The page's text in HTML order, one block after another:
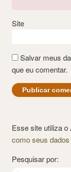
Site
Salvar meus
que eu comentar.
Esse site utiliza
como seus
Pesquisar por: